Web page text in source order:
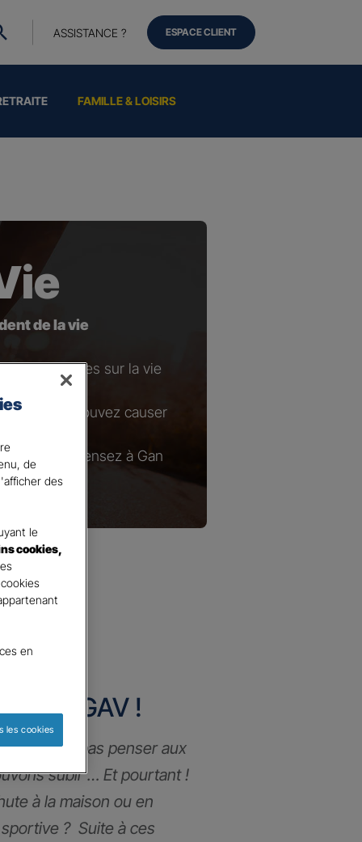
FAMILLE & LOISIRS
ASSISTANCE ? ESPACE CLIENT
de la vie
sur la vie
que vous pouvez causer
courante, pensez à Gan
GAV !
n’aimons pas penser aux
subir … Et pourtant !
à la maison ou en
? Suite à ces
de
des
le
cookies,
en
les cookies